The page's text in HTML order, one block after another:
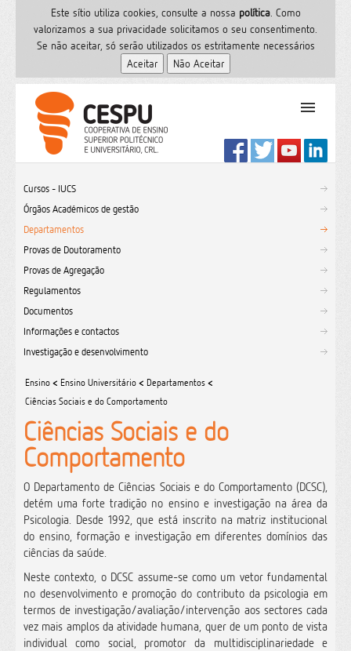
Este sítio utiliza cookies, consulte a nossa polí­tica. Como
valorizamos a sua privacidade solicitamos o seu consentimento.
Se não aceitar, só serão utilizados os estritamente necessários
PT
Formação
Serviços de Saúde
CESPU
Sites do grupo
Utilizador
Contactos
Cursos - IUCS
Órgãos Académicos de gestão
Departamentos
Provas de Doutoramento
Provas de Agregação
Regulamentos
Documentos
Informações e contactos
Investigação e desenvolvimento
Ensino < Ensino Universitário < Departamentos <
Ciências Sociais e do Comportamento
Ciências Sociais e do
Comportamento
O Departamento de Ciências Sociais e do Comportamento (DCSC),
detém uma forte tradição no ensino e investigação na área da
Psicologia. Desde 1992, que está inscrito na matriz institucional
do ensino, formação e investigação em diferentes domínios das
ciências da saúde.
Neste contexto, o DCSC assume-se como um vetor fundamental
no desenvolvimento e promoção do contributo da psicologia em
termos de investigação/avaliação/intervenção aos sectores cada
vez mais amplos da atividade humana, quer de um ponto de vista
individual como social, promotor da multidisciplinariedade e